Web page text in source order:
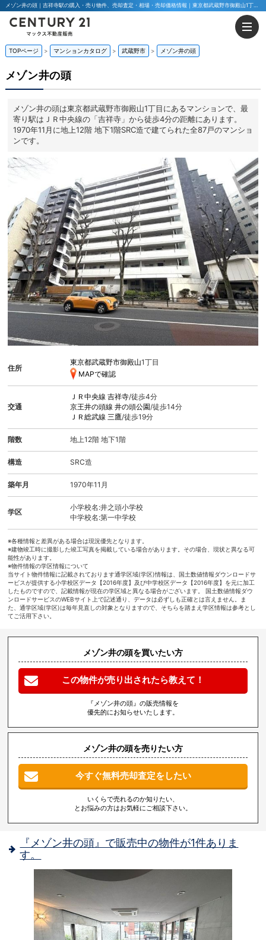
メゾン井の頭｜吉祥寺駅の購入・売り物件、売却査定・相場・売却価格情報｜東京都武蔵野市御殿山1丁目のマンション情報｜マックス不動産販売 東京八王子店・東京荻窪店
TOPページ マンションカタログ 武蔵野市 メゾン井の頭
メゾン井の頭
メゾン井の頭は東京都武蔵野市御殿山1丁目にあるマンションで、最
寄り駅はＪＲ中央線の「吉祥寺」から徒歩4分の距離にあります。
1970年11月に地上12階 地下1階SRC造で建てられた全87戸のマンショ
ンです。
住所
東京都武蔵野市御殿山1丁目
MAPで確認
交通
ＪＲ中央線吉祥寺/徒歩4分
京王井の頭線井の頭公園/徒歩14分
ＪＲ総武線 三鷹/徒歩19分
階数 地上12階 地下1階
構造 SRC造
築年月 1970年11月
学区
小学校名:井之頭小学校
中学校名:第一中学校
※各種情報と差異がある場合は現況優先となります。
※建物竣工時に撮影した竣工写真を掲載している場合があります。その場合、現状と異なる可
能性があります。
※物件情報の学区情報について
当サイト物件情報に記載されております通学区域(学区)情報は、国土数値情報ダウンロードサ
ービスが提供する小学校区データ【2016年度】及び中学校区データ【2016年度】を元に加工
したものですので、記載情報が現在の学区域と異なる場合がございます。 国土数値情報ダウ
ンロードサービスのWEBサイト上で記述通り、データは必ずしも正確とは言えません。ま
た、通学区域(学区)は毎年見直しの対象となりますので、そちらを踏まえ学区情報は参考とし
てご活用下さい。
メゾン井の頭を買いたい方
この物件が売り出されたら教えて！
『メゾン井の頭』の販売情報を
優先的にお知らせいたします。
メゾン井の頭を売りたい方
今すぐ無料売却査定をしたい
いくらで売れるのか知りたい、
とお悩みの方はお気軽にご相談下さい。
『メゾン井の頭』で販売中の物件が1件ありま
す。